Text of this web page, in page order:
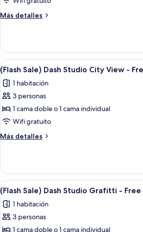
View
2
Bottles
Beer
Más detalles
Más
Deluxe
Pool
View
-
Free
2
Beer
Abrir
todas
las
fotos
de
(Flash
Sale)
Dash
City
View
-
Free
2
Bottles
Una
1
(Flash Sale) Dash Studio City View -
1 habitación
3 personas
1 cama doble o 1 cama individual
Wifi gratuito
Más detalles
Más
Sale)
Dash
Studio
City
View
Abrir
todas
las
fotos
1
(Flash Sale) Dash Studio Grafitti -
1 habitación
3 personas
1 cama doble o 1 cama individual